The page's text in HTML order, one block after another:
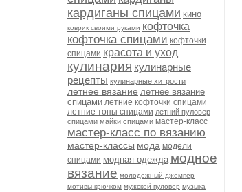
кардиганы спицами кино
коврик своими руками кофточка
кофточка спицами кофточки
спицами красота и уход
кулинария кулинарные
рецепты кулинарные хитрости
летнее вязание летнее вязание
спицами летние кофточки спицами
летние топы спицами летний пуловер
спицами майки спицами мастер-класс
мастер-класс по вязанию
мастер-классы мода модели
спицами модная одежда модное
вязание молодежный джемпер
мотивы крючком мужской пуловер музыка